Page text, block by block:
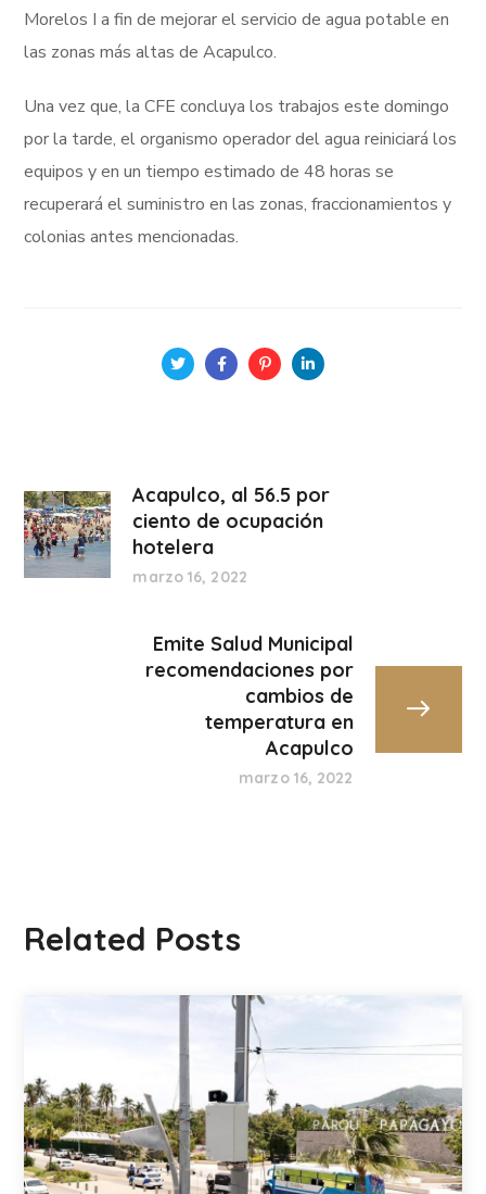
Morelos I a fin de mejorar el servicio de agua potable en
las zonas más altas de Acapulco.
Una vez que, la CFE concluya los trabajos este domingo
por la tarde, el organismo operador del agua reiniciará los
equipos y en un tiempo estimado de 48 horas se
recuperará el suministro en las zonas, fraccionamientos y
colonias antes mencionadas.
Acapulco, al 56.5 por
ciento de ocupación
hotelera
marzo 16, 2022
Emite Salud Municipal
recomendaciones por
cambios de
temperatura en
Acapulco
marzo 16, 2022
Related Posts